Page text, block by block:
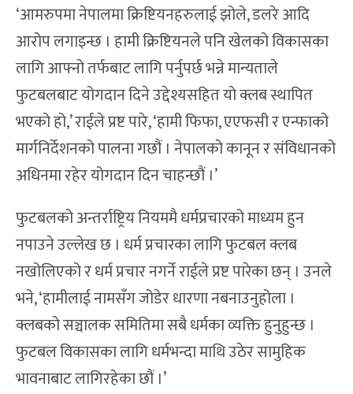
‘आमरुपमा नेपालमा क्रिष्टियनहरुलाई झोले, डलरे आदि
आरोप लगाइन्छ । हामी क्रिष्टियनले पनि खेलको विकासका
लागि आफ्नो तर्फबाट लागि पर्नुपर्छ भन्ने मान्यताले
फुटबलबाट योगदान दिने उद्देश्यसहित यो क्लब स्थापित
भएको हो,’ राईले प्रष्ट पारे, ‘हामी फिफा, एएफसी र एन्फाको
मार्गनिर्देशनको पालना गछौं । नेपालको कानून र संविधानको
अधिनमा रहेर योगदान दिन चाहन्छौं ।’
फुटबलको अन्तर्राष्ट्रिय नियममै धर्मप्रचारको माध्यम हुन
नपाउने उल्लेख छ । धर्म प्रचारका लागि फुटबल क्लब
नखोलिएको र धर्म प्रचार नगर्ने राईले प्रष्ट पारेका छन् । उनले
भने, ‘हामीलाई नामसँग जोडेर धारणा नबनाउनुहोला ।
क्लबको सञ्चालक समितिमा सबै धर्मका व्यक्ति हुनुहुन्छ ।
फुटबल विकासका लागि धर्मभन्दा माथि उठेर सामुहिक
भावनाबाट लागिरहेका छौं ।’